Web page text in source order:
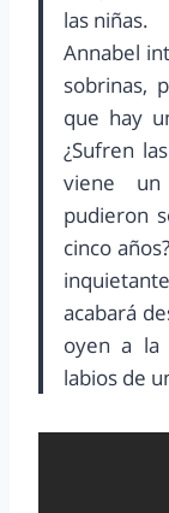
las niñas.
Annabel
sobrinas,
que hay
¿Sufren
viene un
pudieron
cinco
acabará
oyen a la
labios de